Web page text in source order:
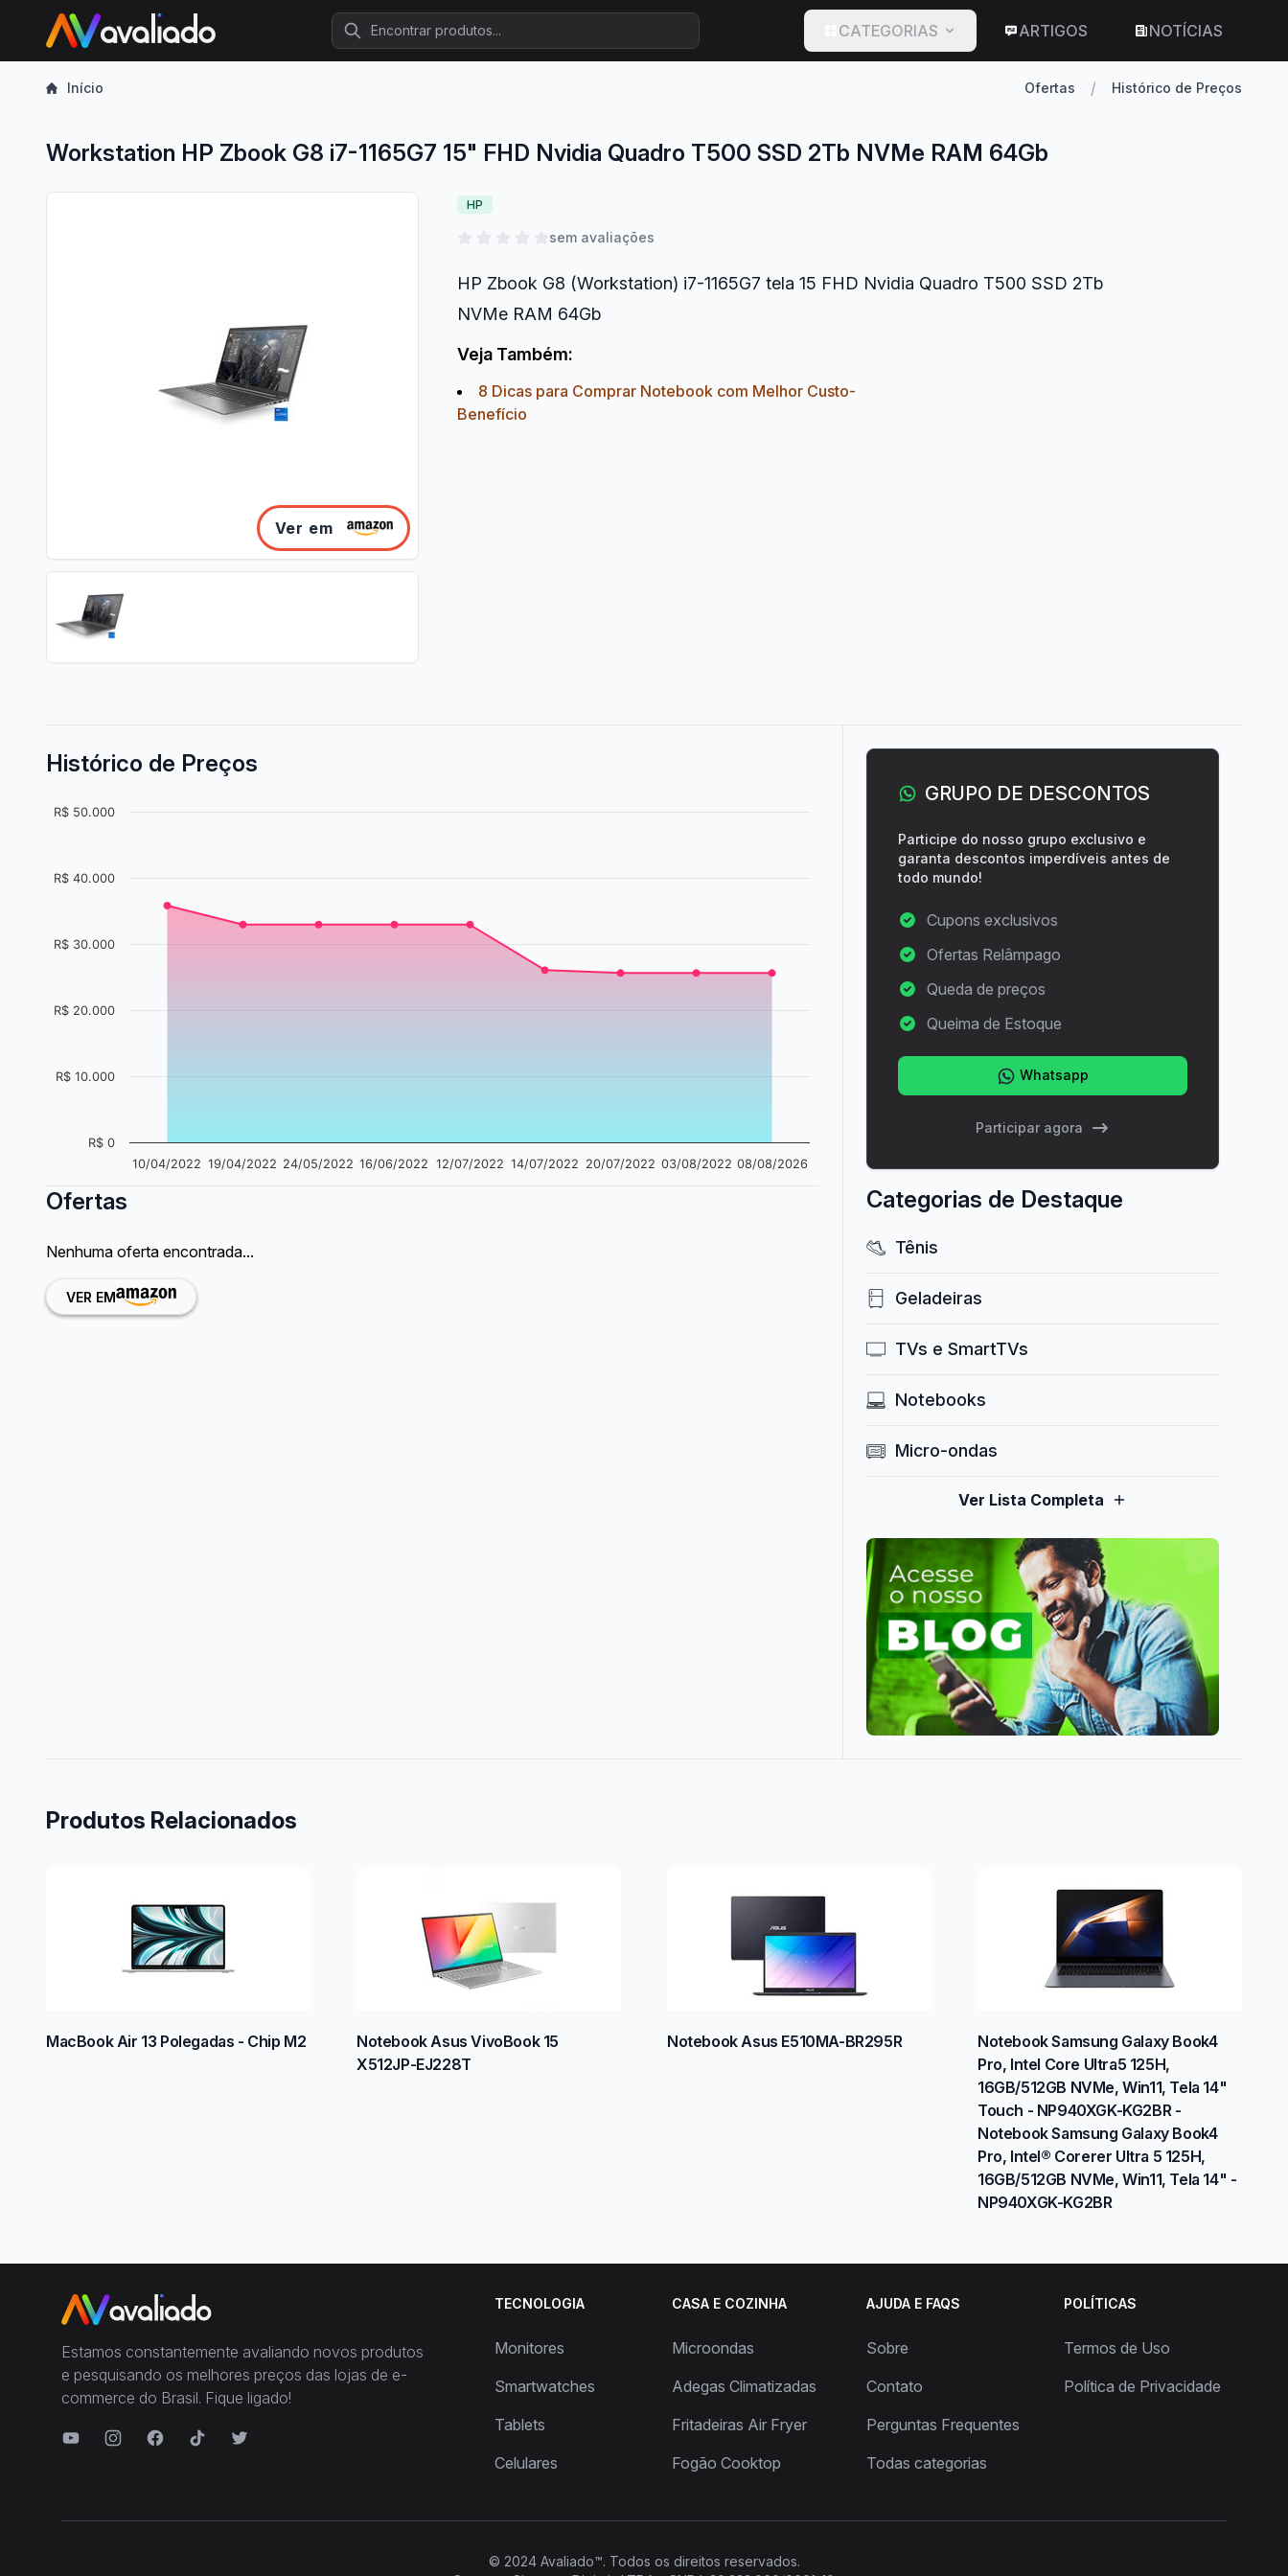
Procurar
CATEGORIAS ARTIGOS NOTÍCIAS
Início Ofertas / Histórico de Preços
Workstation HP Zbook G8 i7-1165G7 15" FHD Nvidia Quadro T500 SSD 2Tb NVMe RAM 64Gb
Ver em
HP
sem avaliações
HP Zbook G8 (Workstation) i7-1165G7 tela 15 FHD Nvidia Quadro T500 SSD 2Tb
NVMe RAM 64Gb
Veja Também:
8 Dicas para Comprar Notebook com Melhor Custo-
Benefício
Histórico de Preços
10/04/2022 19/04/2022 24/05/2022 16/06/2022 12/07/2022 14/07/2022 20/07/2022 03/08/2022 08/08/2026
R$ 0
R$ 10.000
R$ 20.000
R$ 30.000
R$ 40.000
R$ 50.000
Ofertas
Nenhuma oferta encontrada...
VER EM
GRUPO DE DESCONTOS
Participe do nosso grupo exclusivo e
garanta descontos imperdíveis antes de
todo mundo!
Cupons exclusivos
Ofertas Relâmpago
Queda de preços
Queima de Estoque
Whatsapp
Participar agora
Categorias de Destaque
Tênis
Geladeiras
TVs e SmartTVs
Notebooks
Micro-ondas
Ver Lista Completa
Produtos Relacionados
MacBook Air 13 Polegadas - Chip M2
Notebook Asus VivoBook 15
X512JP-EJ228T
Notebook Asus E510MA-BR295R
Notebook Samsung Galaxy Book4
Pro, Intel Core Ultra5 125H,
16GB/512GB NVMe, Win11, Tela 14"
Touch - NP940XGK-KG2BR -
Notebook Samsung Galaxy Book4
Pro, Intel® Corerer Ultra 5 125H,
16GB/512GB NVMe, Win11, Tela 14" -
NP940XGK-KG2BR
Estamos constantemente avaliando novos produtos
e pesquisando os melhores preços das lojas de e-
commerce do Brasil. Fique ligado!
TECNOLOGIA
Monitores
Smartwatches
Tablets
Celulares
CASA E COZINHA
Microondas
Adegas Climatizadas
Fritadeiras Air Fryer
Fogão Cooktop
AJUDA E FAQS
Sobre
Contato
Perguntas Frequentes
Todas categorias
POLÍTICAS
Termos de Uso
Política de Privacidade
© 2024 Avaliado™. Todos os direitos reservados.